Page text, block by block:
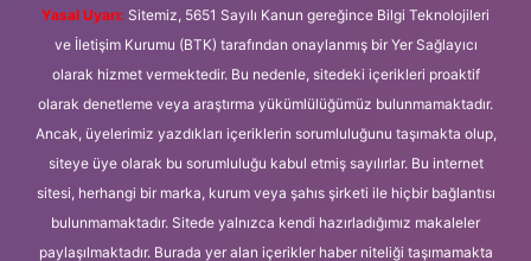
Yasal Uyarı: Sitemiz, 5651 Sayılı Kanun gereğince Bilgi Teknolojileri
ve İletişim Kurumu (BTK) tarafından onaylanmış bir Yer Sağlayıcı
olarak hizmet vermektedir. Bu nedenle, sitedeki içerikleri proaktif
olarak denetleme veya araştırma yükümlülüğümüz bulunmamaktadır.
Ancak, üyelerimiz yazdıkları içeriklerin sorumluluğunu taşımakta olup,
siteye üye olarak bu sorumluluğu kabul etmiş sayılırlar. Bu internet
sitesi, herhangi bir marka, kurum veya şahıs şirketi ile hiçbir bağlantısı
bulunmamaktadır. Sitede yalnızca kendi hazırladığımız makaleler
paylaşılmaktadır. Burada yer alan içerikler haber niteliği taşımamakta